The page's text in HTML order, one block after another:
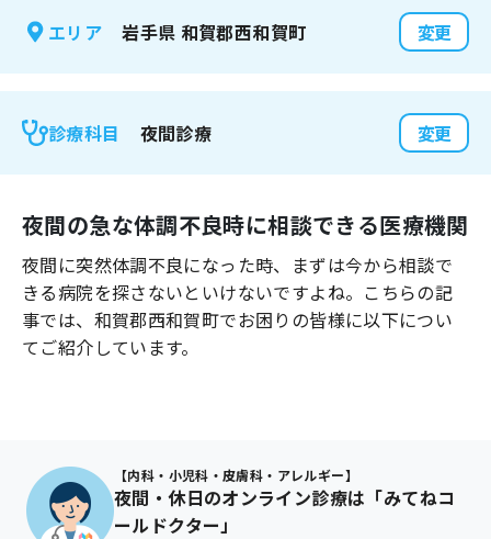
感染症
よくあるご質問
エリア 岩手県 和賀郡西和賀町 変更
診療科目 夜間診療 変更
夜間の急な体調不良時に相談できる医療機関
夜間に突然体調不良になった時、まずは今から相談で
きる病院を探さないといけないですよね。こちらの記
事では、 和賀郡西和賀町でお困りの皆様に以下につい
てご紹介しています。
【内科・小児科・皮膚科・アレルギー】
夜間・休日のオンライン診療は「みてねコ
ールドクター」